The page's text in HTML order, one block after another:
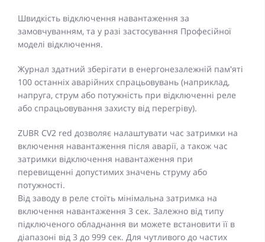
Швидкість відключення навантаження за
замовчуванням, та у разі застосування Професійної
моделі відключення.
Журнал здатний зберігати в енергонезалежній пам'яті
100 останніх аварійних спрацьовувань (наприклад,
напруга, струм або потужність при відключенні реле
або спрацьовування захисту від перегріву).
ZUBR CV2 red дозволяє налаштувати час затримки на
включення навантаження після аварії, а також час
затримки відключення навантаження при
перевищенні допустимих значень струму або
потужності.
Від заводу в реле стоїть мінімальна затримка на
включення навантаження 3 сек. Залежно від типу
підключеного обладнання ви можете встановити її в
діапазоні від 3 до 999 сек. Для чутливого до частих